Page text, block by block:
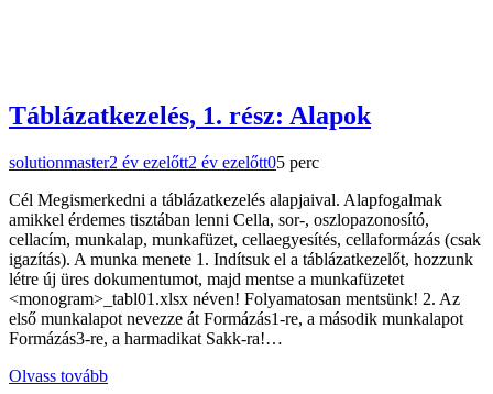
Táblázatkezelés, 1. rész: Alapok
solutionmaster2 év ezelőtt2 év ezelőtt05 perc
Cél Megismerkedni a táblázatkezelés alapjaival. Alapfogalmak
amikkel érdemes tisztában lenni Cella, sor-, oszlopazonosító,
cellacím, munkalap, munkafüzet, cellaegyesítés, cellaformázás (csak
igazítás). A munka menete 1. Indítsuk el a táblázatkezelőt, hozzunk
létre új üres dokumentumot, majd mentse a munkafüzetet
<monogram>_tabl01.xlsx néven! Folyamatosan mentsünk! 2. Az
első munkalapot nevezze át Formázás1-re, a második munkalapot
Formázás3-re, a harmadikat Sakk-ra!…
Olvass tovább